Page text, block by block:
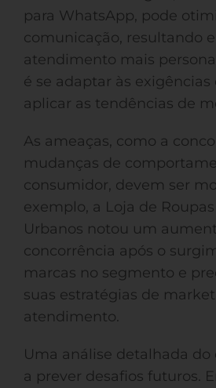
para WhatsApp, pode
comunicação, resultando
atendimento mais
é se adaptar às exigências
aplicar as tendências de
As ameaças, como a
mudanças de
consumidor, devem ser
exemplo, a Loja de
Urbanos notou um
concorrência após o
marcas no segmento e
suas estratégias de
atendimento.
Uma análise detalhada do
a prever desafios futuros.